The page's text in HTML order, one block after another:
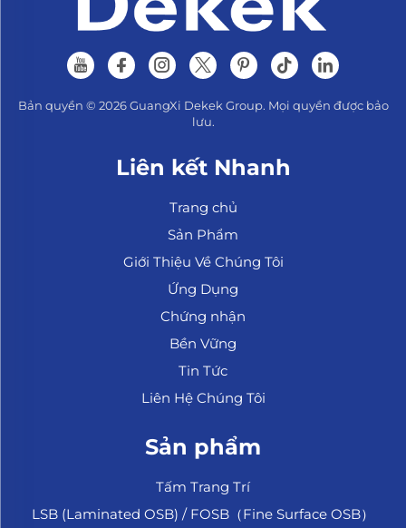
Bản quyền © 2026 GuangXi Dekek Group. Mọi quyền được bảo
lưu.
Liên kết Nhanh
Trang chủ
Sản Phẩm
Giới Thiệu Về Chúng Tôi
Ứng Dụng
Chứng nhận
Bền Vững
Tin Tức
Liên Hệ Chúng Tôi
Sản phẩm
Tấm Trang Trí
LSB (Laminated OSB) / FOSB（Fine Surface OSB）